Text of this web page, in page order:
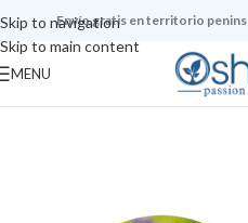
Skip to navigation
Skip to main content
Envío gratis en territorio
MENU